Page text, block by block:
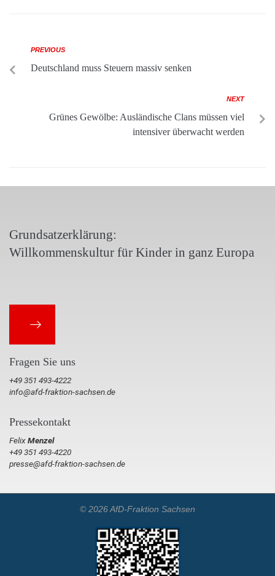
PREVIOUS
Deutschland muss Steuern massiv senken
NEXT
Grünes Gewölbe: Ausländische Clans müssen viel
intensiver überwacht werden
Grundsatzerklärung:
Willkommenskultur für Kinder in ganz Europa
Fragen Sie uns
+49 351 493-4222
info@afd-fraktion-sachsen.de
Pressekontakt
FelixMenzel
+49 351 493-4220
presse@afd-fraktion-sachsen.de
© 2026 AfD-Fraktion Sachsen